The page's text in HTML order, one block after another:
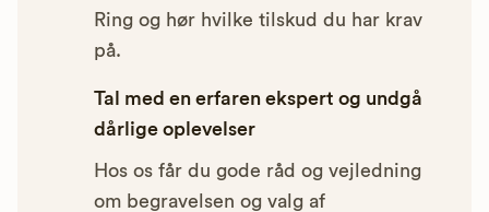
Ring og hør hvilke tilskud du har krav
på.
Tal med en erfaren ekspert og undgå
dårlige oplevelser
Hos os får du gode råd og vejledning
om begravelsen og valg af